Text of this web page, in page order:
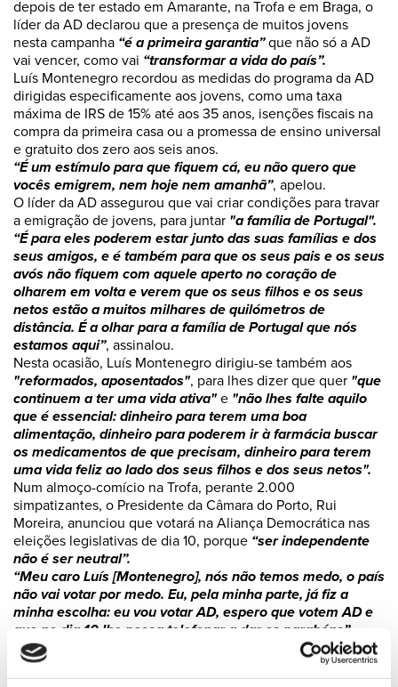
depois de ter estado em Amarante, na Trofa e em Braga, o
líder da AD declarou que a presença de muitos jovens
nesta campanha “é a primeira garantia”que não só a AD
vai vencer, como vai “transformar a vida do país”.
Luís Montenegro recordou as medidas do programa da AD
dirigidas especificamente aos jovens, como uma taxa
máxima de IRS de 15% até aos 35 anos, isenções fiscais na
compra da primeira casa ou a promessa de ensino universal
e gratuito dos zero aos seis anos.
“É um estímulo para que fiquem cá, eu não quero que
vocês emigrem, nem hoje nem amanhã”, apelou.
O líder da AD assegurou que vai criar condições para travar
a emigração de jovens, para juntar "a família de Portugal".
“É para eles poderem estar junto das suas famílias e dos
seus amigos, e é também para que os seus pais e os seus
avós não fiquem com aquele aperto no coração de
olharem em volta e verem que os seus filhos e os seus
netos estão a muitos milhares de quilómetros de
distância. É a olhar para a família de Portugal que nós
estamos aqui”, assinalou.
Nesta ocasião, Luís Montenegro dirigiu-se também aos
"reformados, aposentados", para lhes dizer que quer "que
continuem a ter uma vida ativa" e "não lhes falte aquilo
que é essencial: dinheiro para terem uma boa
alimentação, dinheiro para poderem ir à farmácia buscar
os medicamentos de que precisam, dinheiro para terem
uma vida feliz ao lado dos seus filhos e dos seus netos".
Num almoço-comício na Trofa, perante 2.000
simpatizantes, o Presidente da Câmara do Porto, Rui
Moreira, anunciou que votará na Aliança Democrática nas
eleições legislativas de dia 10, porque “ser independente
não é ser neutral”.
“Meu caro Luís [Montenegro], nós não temos medo, o país
não vai votar por medo. Eu, pela minha parte, já fiz a
minha escolha: eu vou votar AD, espero que votem AD e
que no dia 10 lhe possa telefonar a dar os parabéns”,
disse.
Rui Moreira justificou ainda o seu apoio à AD quer pelas
qualidades humanas e políticas de Montenegro, quer pelo